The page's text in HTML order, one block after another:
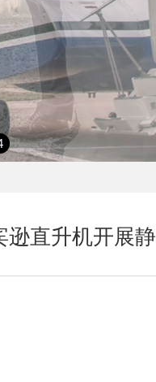
逊直升机开展